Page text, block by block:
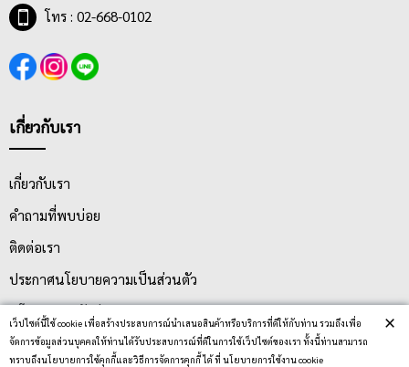
เว็ปไซต์นี้ใช้ cookie เพื่อสร้างประสบการณ์นำเสนอสินค้าหรือบริการที่ดีให้กับท่าน รวมถึงเพื่อ
จัดการข้อมูลส่วนบุคคลให้ท่านได้รับประสบการณ์ที่ดีในการใช้เว็ปไซต์ของเรา ทั้งนี้ท่านสามารถ
ทราบถึงนโยบายการใช้คุกกี้และวิธีการจัดการคุกกี้ ได้ ที่ นโยบายการใช้งาน cookie
×
บริษัทผลิตเฟอร์นิเจอร์ที่ได้รับการรับรอง ISO 9001:2008, ISO
9001:2015 ทั้งด้านงานดีไซน์และมาตรฐานการผลิตจากประเทศ
อังกฤษ ผลิตเฟอร์นิเจอร์ อาทิเช่น โต๊ะทำงาน, โต๊ะคอมพิวเตอร์, โต๊ะ
พับอเนกประสงค์, ชุดโต๊ะนักเรียน, เก้าอี้จัดเลี้ยง ซึ่งดำเนินการมา
งานเป็นปาร์ติเกิลบอร์ดที่เคลือบด้วยเมลามีนหรือลามิเนตคุณภาพสูง
(Laminated particle boards) รองรับแรงกระแทก ทนความร้อน ทน
ทำความสะอาด จึงใช้งานได้ยาวนาน และรับประกันความพึงพอใจ
โทร : 02-668-0102
เกี่ยวกับเรา
เกี่ยวกับเรา
คำถามที่พบบ่อย
ติดต่อเรา
ประกาศนโยบายความเป็นส่วนตัว
นโยบายการจัดส่ง
นโยบายการเปลี่ยน/คืน สินค้า